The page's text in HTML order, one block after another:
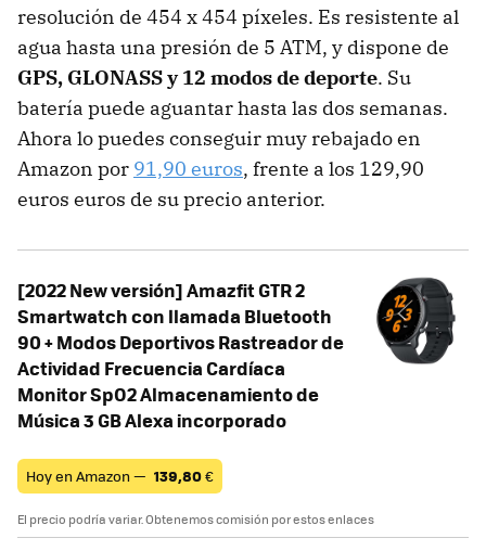
resolución de 454 x 454 píxeles. Es resistente al
agua hasta una presión de 5 ATM, y dispone de
GPS, GLONASS y 12 modos de deporte. Su
batería puede aguantar hasta las dos semanas.
Ahora lo puedes conseguir muy rebajado en
Amazon por 91,90 euros, frente a los 129,90
euros euros de su precio anterior.
[2022 New versión] Amazfit GTR 2
Smartwatch con llamada Bluetooth
90 + Modos Deportivos Rastreador de
Actividad Frecuencia Cardíaca
Monitor SpO2 Almacenamiento de
Música 3 GB Alexa incorporado
Hoy en Amazon — 139,80€
El precio podría variar. Obtenemos comisión por estos enlaces